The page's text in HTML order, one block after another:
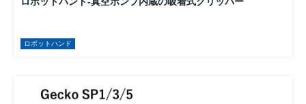
ロボットハンド